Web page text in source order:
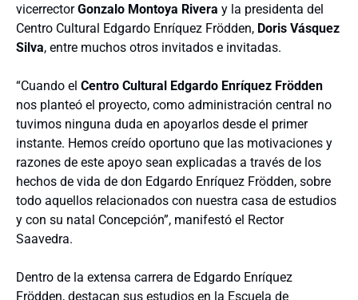
vicerrectorGonzalo Montoya Rivera y la presidenta del
Centro Cultural Edgardo Enríquez Frödden, Doris Vásquez
Silva, entre muchos otros invitados e invitadas.
“Cuando el Centro Cultural Edgardo Enríquez Frödden
nos planteó el proyecto, como administración central no
tuvimos ninguna duda en apoyarlos desde el primer
instante. Hemos creído oportuno que las motivaciones y
razones de este apoyo sean explicadas a través de los
hechos de vida de don Edgardo Enríquez Frödden, sobre
todo aquellos relacionados con nuestra casa de estudios
y con su natal Concepción”, manifestó el Rector
Saavedra.
Dentro de la extensa carrera de Edgardo Enríquez
Frödden, destacan sus estudios en la Escuela de